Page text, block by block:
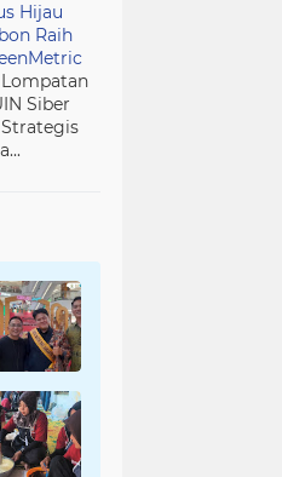
Hijau
Raih
Siber